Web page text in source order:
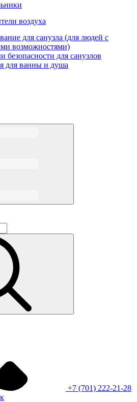
воздуха
для санузла (для людей с
возможностями)
безопасности для санузлов
для ванны и душа
+7 (701) 222-21-28